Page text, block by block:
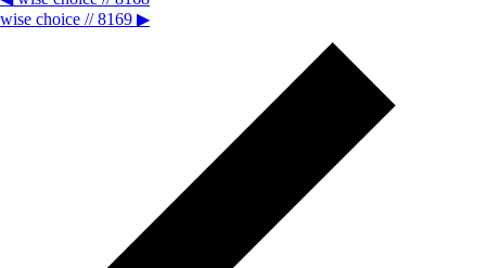
wise choice // 8169 ▶